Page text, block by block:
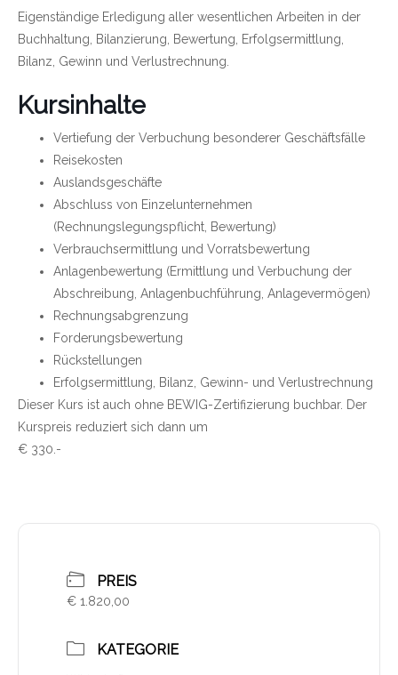
Eigenständige Erledigung aller wesentlichen Arbeiten in der
Buchhaltung, Bilanzierung, Bewertung, Erfolgsermittlung,
Bilanz, Gewinn und Verlustrechnung.
Kursinhalte
Vertiefung der Verbuchung besonderer Geschäftsfälle
Reisekosten
Auslandsgeschäfte
Abschluss von Einzelunternehmen
(Rechnungslegungspflicht, Bewertung)
Verbrauchsermittlung und Vorratsbewertung
Anlagenbewertung (Ermittlung und Verbuchung der
Abschreibung, Anlagenbuchführung, Anlagevermögen)
Rechnungsabgrenzung
Forderungsbewertung
Rückstellungen
Erfolgsermittlung, Bilanz, Gewinn- und Verlustrechnung
Dieser Kurs ist auch ohne BEWIG-Zertifizierung buchbar. Der
Kurspreis reduziert sich dann um
€ 330.-
PREIS
€ 1.820,00
KATEGORIE